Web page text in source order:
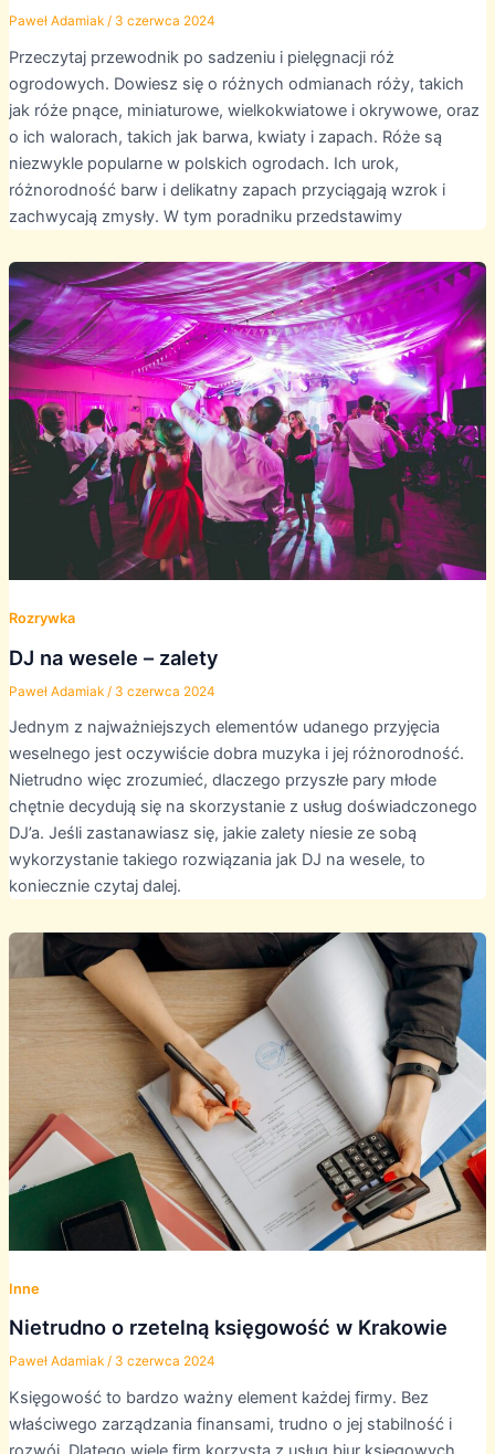
Paweł Adamiak / 3 czerwca 2024
Przeczytaj przewodnik po sadzeniu i pielęgnacji róż
ogrodowych. Dowiesz się o różnych odmianach róży, takich
jak róże pnące, miniaturowe, wielkokwiatowe i okrywowe, oraz
o ich walorach, takich jak barwa, kwiaty i zapach. Róże są
niezwykle popularne w polskich ogrodach. Ich urok,
różnorodność barw i delikatny zapach przyciągają wzrok i
zachwycają zmysły. W tym poradniku przedstawimy
Rozrywka
DJ na wesele – zalety
Paweł Adamiak / 3 czerwca 2024
Jednym z najważniejszych elementów udanego przyjęcia
weselnego jest oczywiście dobra muzyka i jej różnorodność.
Nietrudno więc zrozumieć, dlaczego przyszłe pary młode
chętnie decydują się na skorzystanie z usług doświadczonego
DJ’a. Jeśli zastanawiasz się, jakie zalety niesie ze sobą
wykorzystanie takiego rozwiązania jak DJ na wesele, to
koniecznie czytaj dalej.
Inne
Nietrudno o rzetelną księgowość w Krakowie
Paweł Adamiak / 3 czerwca 2024
Księgowość to bardzo ważny element każdej firmy. Bez
właściwego zarządzania finansami, trudno o jej stabilność i